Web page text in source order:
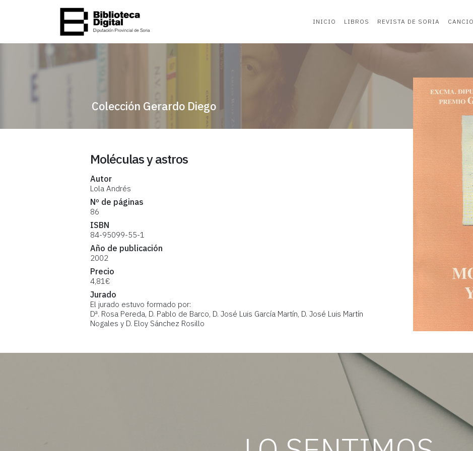
INICIO LIBROS REVISTA DE SORIA
Colección Gerardo Diego
Moléculas y astros
Autor
Lola Andrés
Nº de páginas
86
ISBN
84-95099-55-1
Año de publicación
2002
Precio
4,81€
Jurado
El jurado estuvo formado por:
Dª. Rosa Pereda, D. Pablo de Barco, D. José Luis García Martín, D. José Luis Martín
Nogales y D. Eloy Sánchez Rosillo